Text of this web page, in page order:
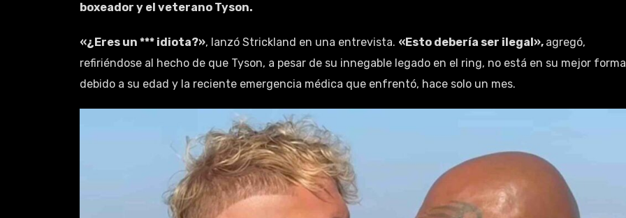
boxeador y el veterano Tyson.
«¿Eres un *** idiota?», lanzó Strickland en una entrevista. «Esto debería ser ilegal», agregó,
refiriéndose al hecho de que Tyson, a pesar de su innegable legado en el ring, no está en su mejor forma
debido a su edad y la reciente emergencia médica que enfrentó, hace solo un mes.